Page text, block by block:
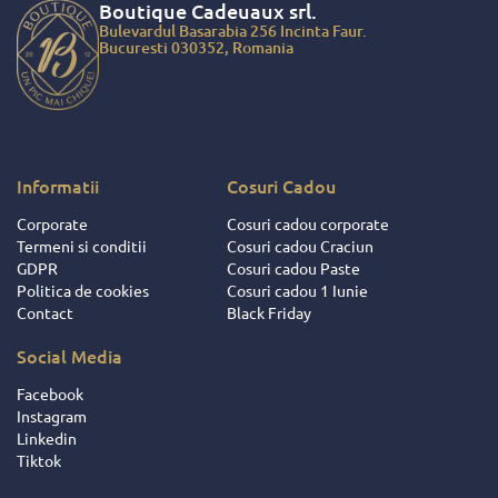
faptul ca am
de cadouri
ce au fost
salariatilor si
dat dovada
acestei
facute
sa ne
mult mai
fapte,
daruire si
frumoase
decat nota
Boutique Cadeuaux srl.
Bulevardul Basarabia 256 Incinta Faur.
Bucuresti 030352, Romania
Informatii
Corporate
Termeni si conditii
GDPR
Politica de cookies
Contact
Cosuri Cadou
Cosuri cadou corporate
Cosuri cadou Craciun
Cosuri cadou Paste
Cosuri cadou 1 Iunie
Black Friday
Social Media
Facebook
Instagram
Linkedin
Tiktok